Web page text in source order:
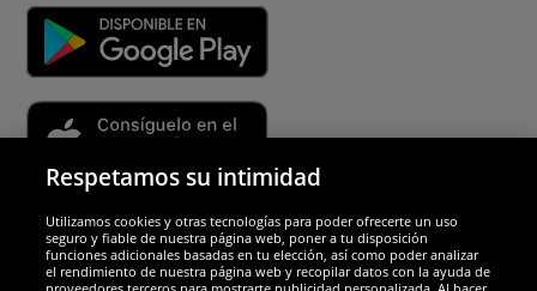
Socios y seguridad
Respetamos su intimidad
Utilizamos cookies y otras tecnologías para poder ofrecerte un uso
seguro y fiable de nuestra página web, poner a tu disposición
funciones adicionales basadas en tu elección, así como poder analizar
el rendimiento de nuestra página web y recopilar datos con la ayuda de